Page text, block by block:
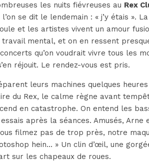
les nuits fiévreuses au Rex
se dit le lendemain : « j’y étais ».
et les artistes vivent un amour
mental, et on en ressent
qu’on voudrait vivre tous les
réjouit. Le rendez-vous est pris.
leurs machines quelques
du Rex, le calme règne avant
en catastrophe. On entend les
après la séances. Amusés, Arne
filmez pas de trop près, notre
hein… » Un clin d’œil, une
sur les chapeaux de roues.